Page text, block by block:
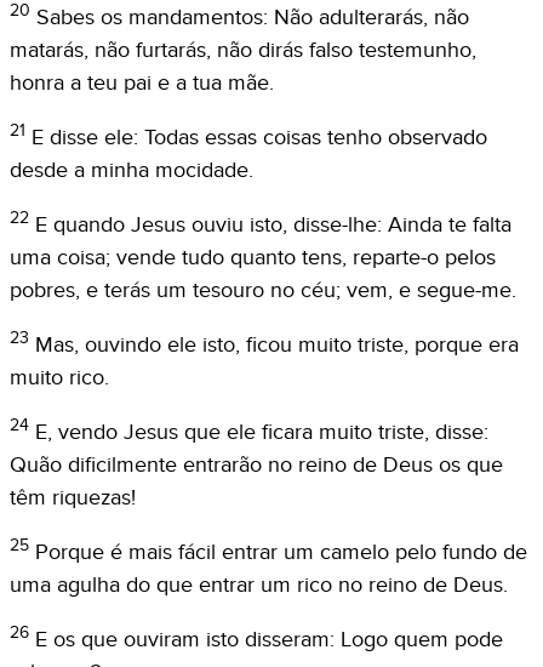
20 Sabes os mandamentos: Não adulterarás, não
matarás, não furtarás, não dirás falso testemunho,
honra a teu pai e a tua mãe.
21 E disse ele: Todas essas coisas tenho observado
desde a minha mocidade.
22 E quando Jesus ouviu isto, disse-lhe: Ainda te falta
uma coisa; vende tudo quanto tens, reparte-o pelos
pobres, e terás um tesouro no céu; vem, e segue-me.
23 Mas, ouvindo ele isto, ficou muito triste, porque era
muito rico.
24 E, vendo Jesus que ele ficara muito triste, disse:
Quão dificilmente entrarão no reino de Deus os que
têm riquezas!
25 Porque é mais fácil entrar um camelo pelo fundo de
uma agulha do que entrar um rico no reino de Deus.
26 E os que ouviram isto disseram: Logo quem pode